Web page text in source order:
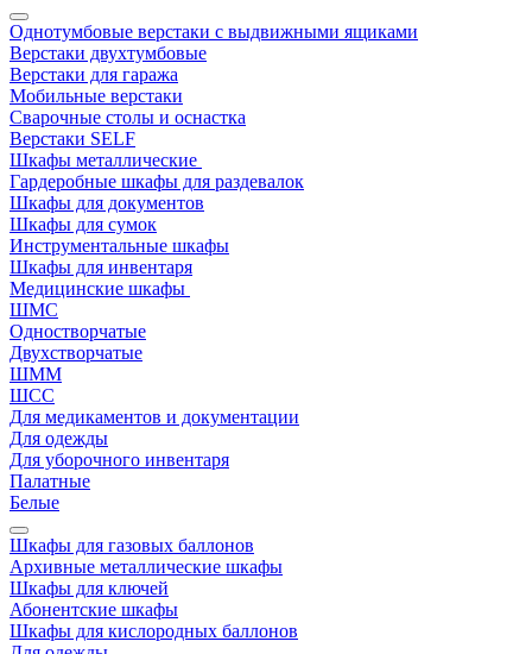
Однотумбовые верстаки с выдвижными ящиками
Верстаки двухтумбовые
Верстаки для гаража
Мобильные верстаки
Сварочные столы и оснастка
Верстаки SELF
Шкафы металлические
Гардеробные шкафы для раздевалок
Шкафы для документов
Шкафы для сумок
Инструментальные шкафы
Шкафы для инвентаря
Медицинские шкафы
ШМС
Одностворчатые
Двухстворчатые
ШММ
ШСС
Для медикаментов и документации
Для одежды
Для уборочного инвентаря
Палатные
Белые
Шкафы для газовых баллонов
Архивные металлические шкафы
Шкафы для ключей
Абонентские шкафы
Шкафы для кислородных баллонов